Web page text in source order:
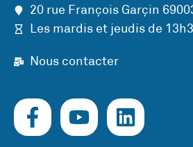
20 rue François Garçin
Les mardis et jeudis de
Nous contacter